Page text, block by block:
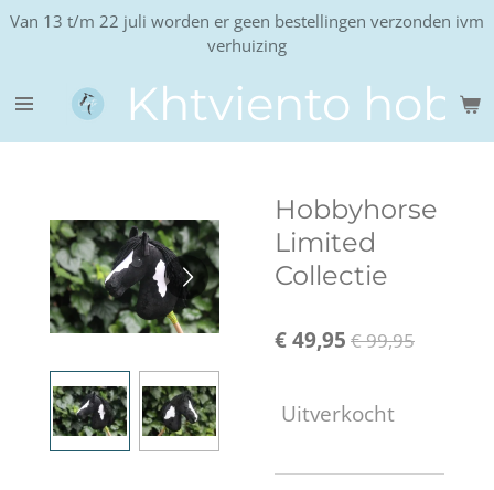
Ga
de
hoofdinhoud
Khtviento
Van 13 t/m 22 juli worden er geen bestellingen verzonden ivm
verhuizing
Hobbyhorse
Limited
Collectie
€ 49,95 € 99,95
Uitverkocht